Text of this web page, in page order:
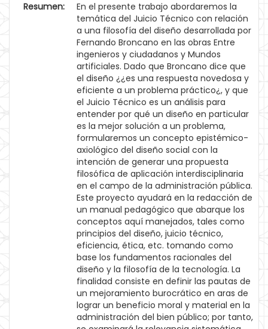
Resumen:
En el presente trabajo abordaremos la
temática del Juicio Técnico con relación
a una filosofía del diseño desarrollada por
Fernando Broncano en las obras Entre
ingenieros y ciudadanos y Mundos
artificiales. Dado que Broncano dice que
el diseño ¿¿es una respuesta novedosa y
eficiente a un problema práctico¿, y que
el Juicio Técnico es un análisis para
entender por qué un diseño en particular
es la mejor solución a un problema,
formularemos un concepto epistémico-
axiológico del diseño social con la
intención de generar una propuesta
filosófica de aplicación interdisciplinaria
en el campo de la administración pública.
Este proyecto ayudará en la redacción de
un manual pedagógico que abarque los
conceptos aquí manejados, tales como
principios del diseño, juicio técnico,
eficiencia, ética, etc. tomando como
base los fundamentos racionales del
diseño y la filosofía de la tecnología. La
finalidad consiste en definir las pautas de
un mejoramiento burocrático en aras de
lograr un beneficio moral y material en la
administración del bien público; por tanto,